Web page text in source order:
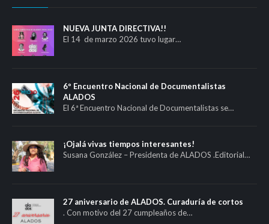
NUEVA JUNTA DIRECTIVA!!
El 14 de marzo 2026 tuvo lugar…
6º Encuentro Nacional de Documentalistas
ALADOS
El 6ª Encuentro Nacional de Documentalistas se…
¡Ojalá vivas tiempos interesantes!
Susana González – Presidenta de ALADOS .Editorial…
27 aniversario de ALADOS. Curaduría de cortos
. Con motivo del 27 cumpleaños de…